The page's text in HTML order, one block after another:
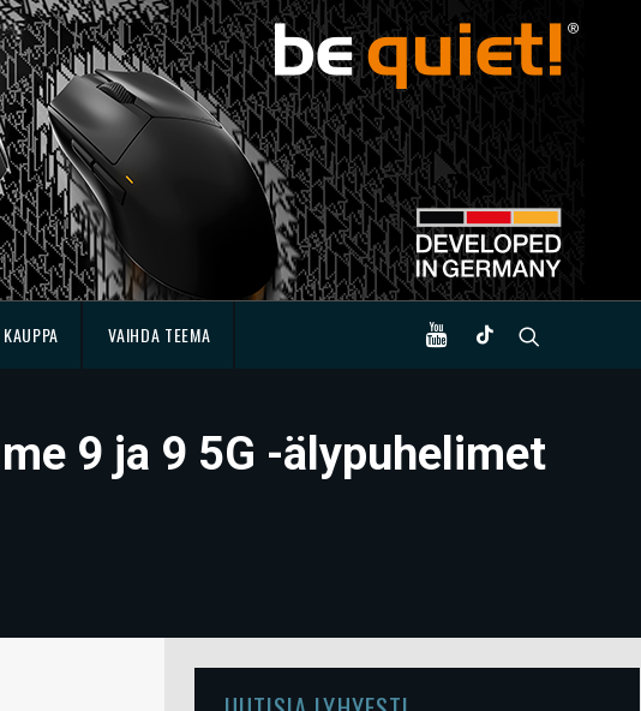
KAUPPA VAIHDA TEEMA
9 ja 9 5G -älypuhelimet